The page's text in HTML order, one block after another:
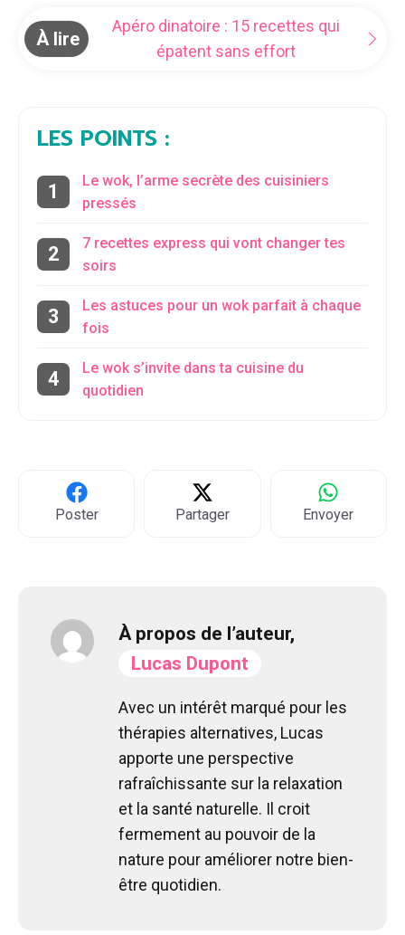
À lire
Apéro dinatoire : 15 recettes qui
épatent sans effort
LES POINTS :
Le wok, l’arme secrète des cuisiniers
pressés
7 recettes express qui vont changer tes
soirs
Les astuces pour un wok parfait à chaque
fois
Le wok s’invite dans ta cuisine du
quotidien
Poster Partager Envoyer
À propos de l’auteur,
Lucas Dupont
Avec un intérêt marqué pour les
thérapies alternatives, Lucas
apporte une perspective
rafraîchissante sur la relaxation
et la santé naturelle. Il croit
fermement au pouvoir de la
nature pour améliorer notre bien-
être quotidien.